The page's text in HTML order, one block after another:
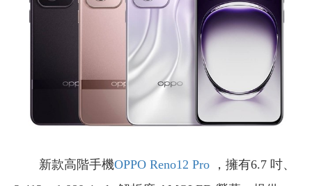
新款高階手機OPPO Reno12 Pro ，擁有6.7 吋、